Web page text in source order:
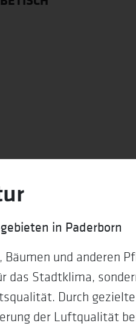
in Paderborn
und anderen
das Stadtklima,
Durch
der Luftqualität